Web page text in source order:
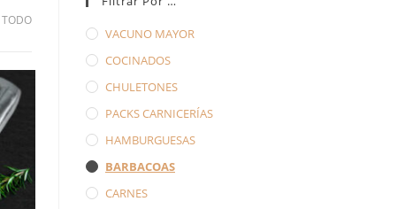
TODO
VACUNO MAYOR
COCINADOS
CHULETONES
PACKS CARNICERÍAS
HAMBURGUESAS
BARBACOAS
CARNES